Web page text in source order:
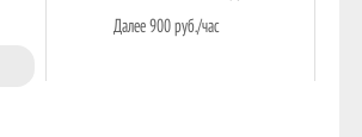
Далее 900 руб./час